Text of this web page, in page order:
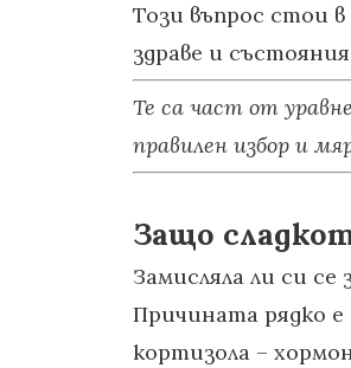
Този въпрос стои
здраве и
Те са част от
правилен избор и
Защо
Замисляла ли си
Причината рядко е
кортизола –